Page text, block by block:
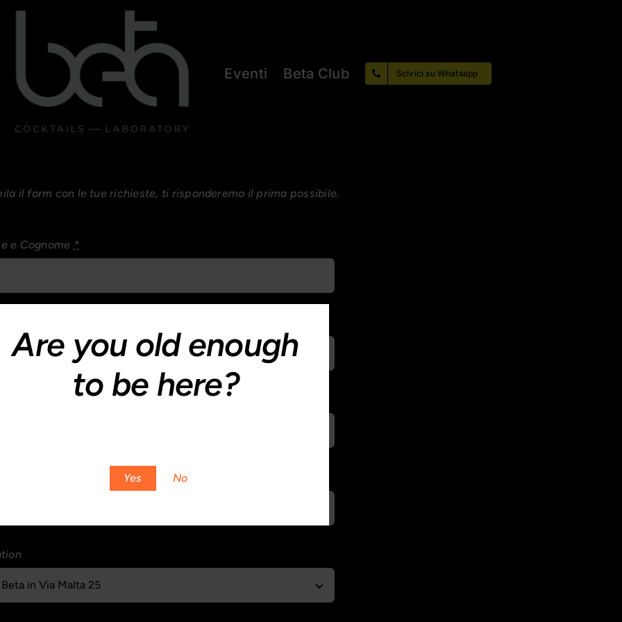
Are you old enough
to be here?
Yes No
Eventi Beta Club Scivici su Whatsapp
il form con le tue richieste, ti risponderemo il prima possibile.
e Cognome *
Evento